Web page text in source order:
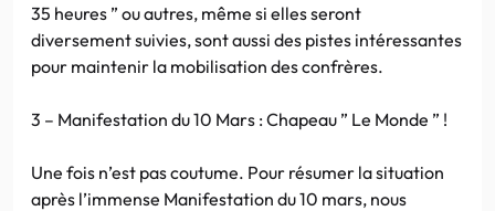
35 heures ” ou autres, même si elles seront
diversement suivies, sont aussi des pistes intéressantes
pour maintenir la mobilisation des confrères.
3 – Manifestation du 10 Mars : Chapeau ” Le Monde ” !
Une fois n’est pas coutume. Pour résumer la situation
après l’immense Manifestation du 10 mars, nous